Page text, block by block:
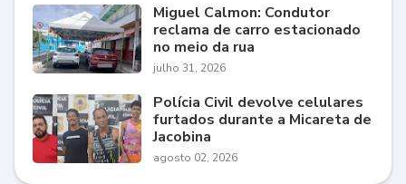
Miguel Calmon: Condutor
reclama de carro estacionado
no meio da rua
julho 31, 2026
Polícia Civil devolve celulares
furtados durante a Micareta de
Jacobina
agosto 02, 2026